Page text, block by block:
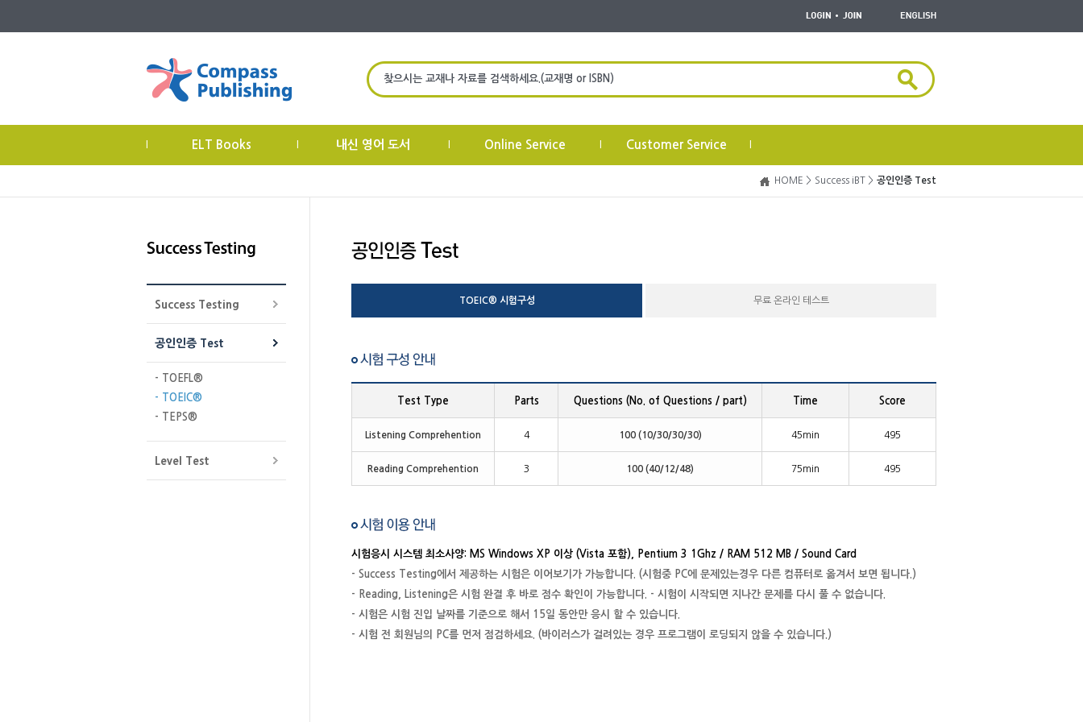
찾으시는 교재나 자료를 검색하세요.(교재명 or ISBN)
ELT Books 내신 영어 도서 Online Service Customer Service
HOME > Success iBT > 공인인증 Test
Success Testing
공인인증 Test
- TOEFL®
- TOEIC®
- TEPS®
Level Test
TOEIC® 시험구성 무료 온라인 테스트
Test Type Parts Questions (No. of Questions / part) Time Score
Listening Comprehention 4 100 (10/30/30/30) 45min 495
Reading Comprehention 3 100 (40/12/48) 75min 495
시험응시 시스템 최소사양: MS Windows XP 이상 (Vista 포함), Pentium 3 1Ghz / RAM 512 MB / Sound Card
- Success Testing에서 제공하는 시험은 이어보기가 가능합니다. (시험중 PC에 문제있는경우 다른 컴퓨터로 옮겨서 보면 됩니다.)
- Reading, Listening은 시험 완결 후 바로 점수 확인이 가능합니다. - 시험이 시작되면 지나간 문제를 다시 풀 수 없습니다.
- 시험은 시험 진입 날짜를 기준으로 해서 15일 동안만 응시 할 수 있습니다.
- 시험 전 회원님의 PC를 먼저 점검하세요. (바이러스가 걸려있는 경우 프로그램이 로딩되지 않을 수 있습니다.)